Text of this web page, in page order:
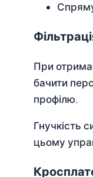
При
бачити
профілю.
Гнучкість
цьому